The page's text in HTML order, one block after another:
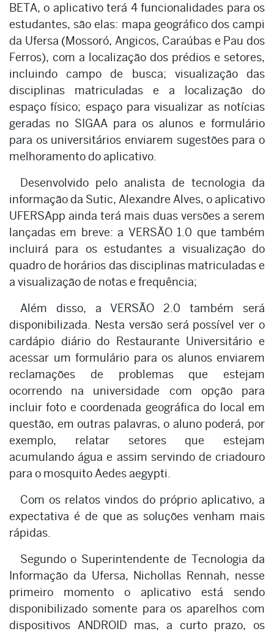
BETA, o aplicativo terá 4 funcionalidades para os
estudantes, são elas: mapa geográfico dos campi
da Ufersa (Mossoró, Angicos, Caraúbas e Pau dos
Ferros), com a localização dos prédios e setores,
incluindo campo de busca; visualização das
disciplinas matriculadas e a localização do
espaço físico; espaço para visualizar as notícias
geradas no SIGAA para os alunos e formulário
para os universitários enviarem sugestões para o
melhoramento do aplicativo.
Desenvolvido pelo analista de tecnologia da
informação da Sutic, Alexandre Alves, o aplicativo
UFERSApp ainda terá mais duas versões a serem
lançadas em breve: a VERSÃO 1.0 que também
incluirá para os estudantes a visualização do
quadro de horários das disciplinas matriculadas e
a visualização de notas e frequência;
Além disso, a VERSÃO 2.0 também será
disponibilizada. Nesta versão será possível ver o
cardápio diário do Restaurante Universitário e
acessar um formulário para os alunos enviarem
reclamações de problemas que estejam
ocorrendo na universidade com opção para
incluir foto e coordenada geográfica do local em
questão, em outras palavras, o aluno poderá, por
exemplo, relatar setores que estejam
acumulando água e assim servindo de criadouro
para o mosquito Aedes aegypti.
Com os relatos vindos do próprio aplicativo, a
expectativa é de que as soluções venham mais
rápidas.
Segundo o Superintendente de Tecnologia da
Informação da Ufersa, Nichollas Rennah, nesse
primeiro momento o aplicativo está sendo
disponibilizado somente para os aparelhos com
dispositivos ANDROID mas, a curto prazo, os